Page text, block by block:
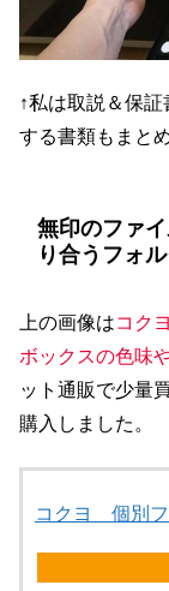
↑私は取説＆保
する書類もまと
無印のファ
り合うフォ
上の画像はコク
ボックスの色味
ット通販で少量
購入しました。
コクヨ 個別